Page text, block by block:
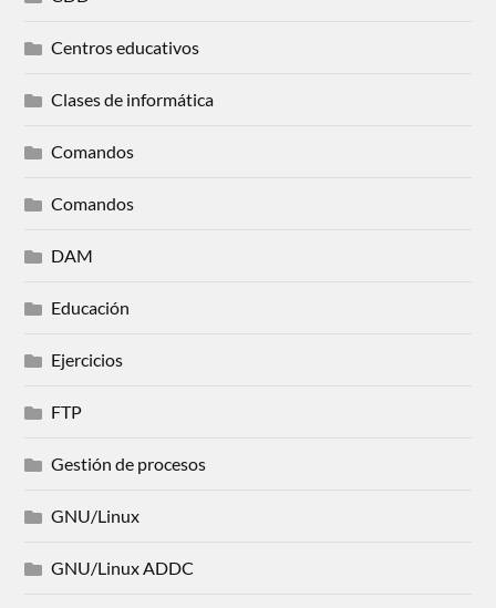
Centros educativos
Clases de informática
Comandos
Comandos
DAM
Educación
Ejercicios
FTP
Gestión de procesos
GNU/Linux
GNU/Linux ADDC